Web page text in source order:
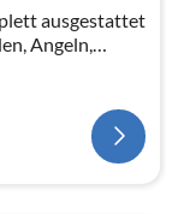
ausgestattet
Angeln,